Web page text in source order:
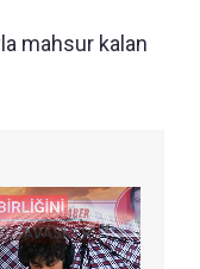
mahsur kalan